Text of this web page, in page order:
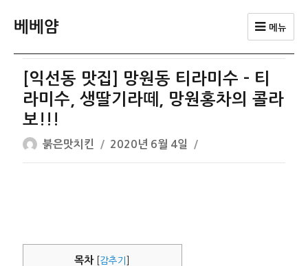
베베얌 메뉴
[익선동 맛집] 망원동 티라미수 – 티
라미수, 생딸기라떼, 망원홍차의 콜라
보!!!
글
쓴
붉은맛치킨
작
성
2020년 6월 4일
목차 감추기